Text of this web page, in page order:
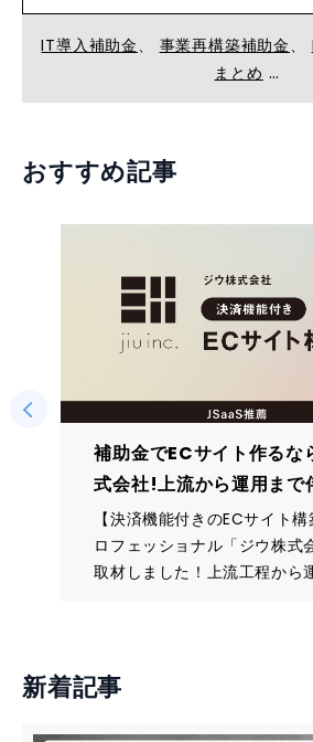
IT導入補助金 事業再構築補助金
まとめ
おすすめ記事
補助金でECサイト作るな
式会社!上流から運用まで
くれる安心のサポート
【決済機能付きのECサイト
ロフェッショナル「ジウ株式
取材しました！上流工程から
介します。
新着記事